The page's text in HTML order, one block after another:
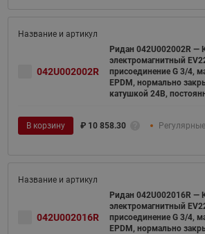
042U002002R
Ридан 042U002002R —
электромагнитный
присоединение G 3/4,
EPDM, нормально
катушкой 24В,
В корзину ₽ 10 858.30
042U002016R
Ридан 042U002016R —
электромагнитный
присоединение G 3/4,
EPDM, нормально